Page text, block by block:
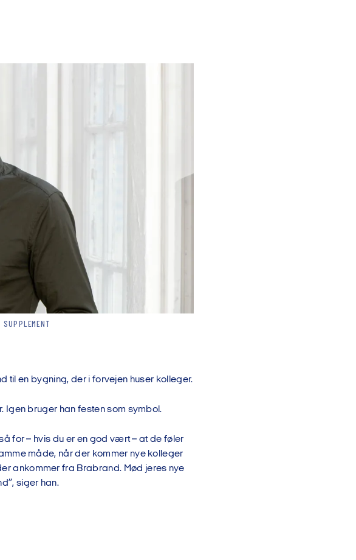
til en bygning, der i forvejen huser kolleger.
Igen bruger han festen som symbol.
for – hvis du er en god vært – at de føler
måde, når der kommer nye kolleger
ankommer fra Brabrand. Mød jeres nye
siger han.